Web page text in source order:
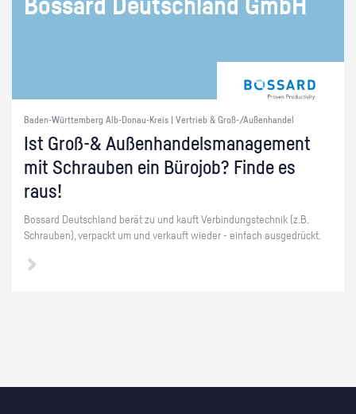
Bos­sard Deutsch­land GmbH
Baden-Württemberg Alb-Donau-Kreis | Vertrieb & Groß-/Außenhandel
Ist Groß-& Au­ßen­han­dels­ma­nage­ment
mit Schrau­ben ein Bü­ro­job? Finde es
raus!
Bos­sard Deutsch­land berät zu und kauft Ver­bin­dungs­tech­nik (z.B.
Schrau­ben), ver­packt um und ver­kauft wie­der - ein­fach aus­ge­drückt.